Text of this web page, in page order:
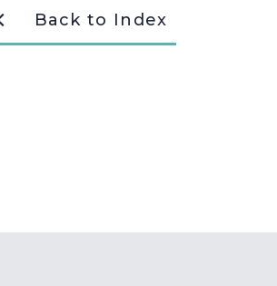
Back to Index